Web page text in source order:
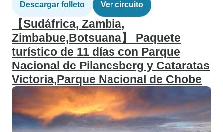
Descargar folleto Ver circuito
【Sudáfrica, Zambia,
Zimbabue,Botsuana】 Paquete
turístico de 11 días con Parque
Nacional de Pilanesberg y Cataratas
Victoria,Parque Nacional de Chobe